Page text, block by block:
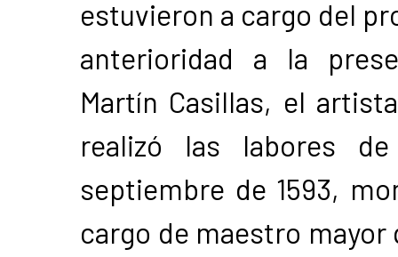
estuvieron a cargo del
anterioridad a la
Martín Casillas, el
realizó las labores
septiembre de 1593,
cargo de maestro mayor